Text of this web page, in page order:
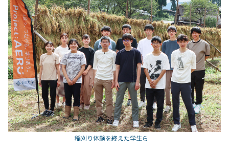
稲刈り体験を終えた学生ら